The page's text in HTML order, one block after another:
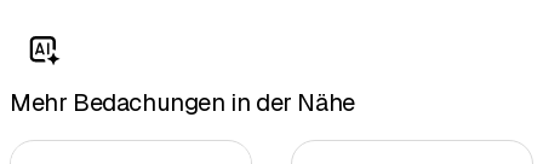
Mehr Bedachungen in der Nähe